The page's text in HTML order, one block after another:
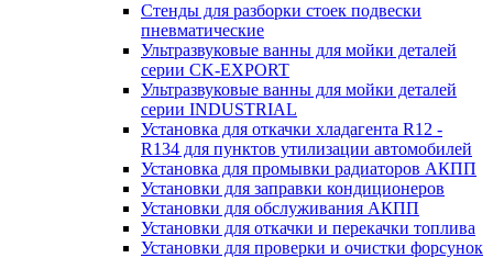
Стенды для разборки стоек подвески
пневматические
Ультразвуковые ванны для мойки деталей
серии CK-EXPORT
Ультразвуковые ванны для мойки деталей
серии INDUSTRIAL
Установка для откачки хладагента R12 -
R134 для пунктов утилизации автомобилей
Установка для промывки радиаторов АКПП
Установки для заправки кондиционеров
Установки для обслуживания АКПП
Установки для откачки и перекачки топлива
Установки для проверки и очистки форсунок